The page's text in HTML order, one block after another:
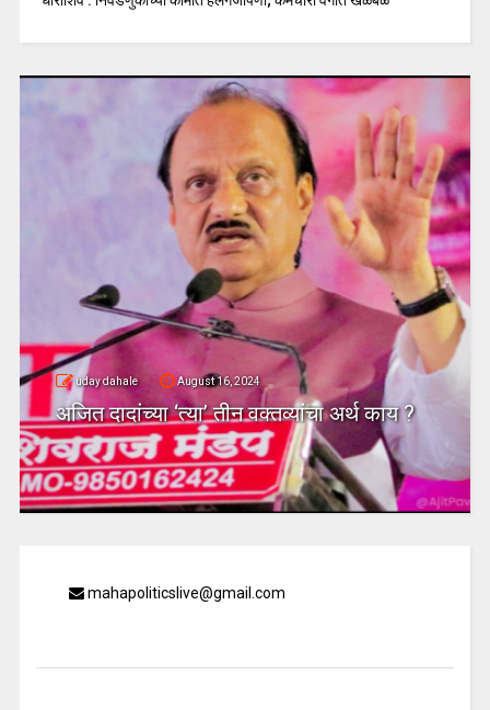
uday dahale August 16, 2024
अजित दादांच्या ‘त्या’ तीन वक्तव्यांचा अर्थ काय ?
mahapoliticslive@gmail.com